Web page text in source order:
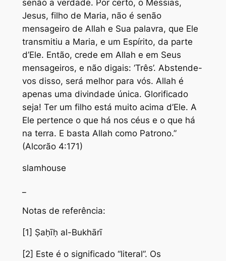
senão a verdade. Por certo, o Messias,
Jesus, filho de Maria, não é senão
mensageiro de Allah e Sua palavra, que Ele
transmitiu a Maria, e um Espírito, da parte
d’Ele. Então, crede em Allah e em Seus
mensageiros, e não digais: ‘Três’. Abstende-
vos disso, será melhor para vós. Allah é
apenas uma divindade única. Glorificado
seja! Ter um filho está muito acima d’Ele. A
Ele pertence o que há nos céus e o que há
na terra. E basta Allah como Patrono.”
(Alcorão 4:171)
slamhouse
Notas de referência:
[1] Ṣaḥīḥ al-Bukhārī
[2] Este é o significado “literal”. Os